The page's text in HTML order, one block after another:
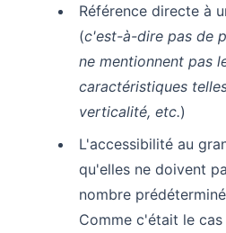
Référence directe à
(c'est-à-dire pas de
ne mentionnent pas
caractéristiques
verticalité, etc.)
L'accessibilité au
qu'elles ne doivent
nombre
Comme c'était le